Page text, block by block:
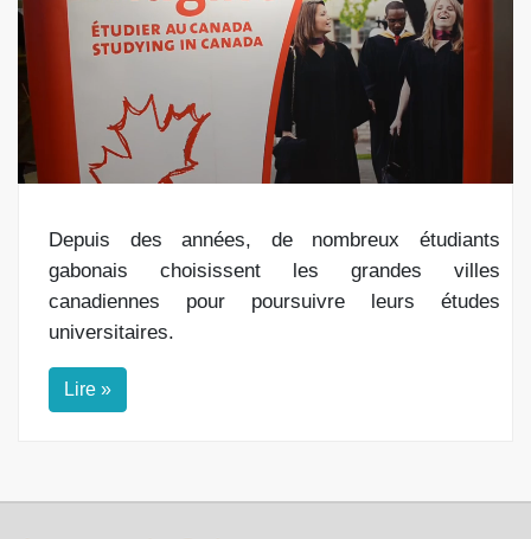
Depuis des années, de nombreux étudiants
gabonais choisissent les grandes villes
canadiennes pour poursuivre leurs études
universitaires.
Lire »